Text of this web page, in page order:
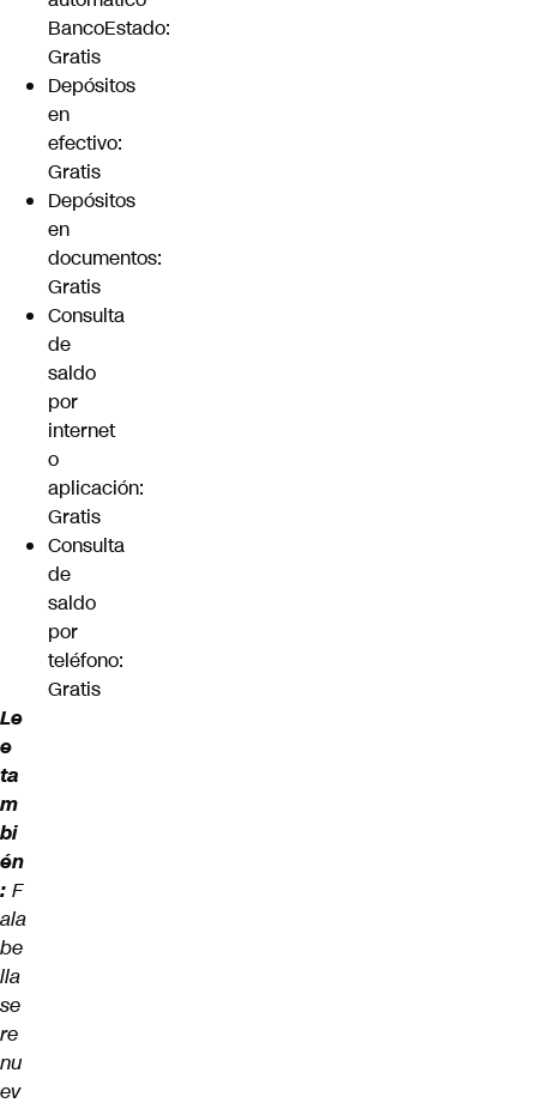
BancoEstado:
Gratis
Depósitos
en
efectivo:
Gratis
Depósitos
en
documentos:
Gratis
Consulta
de
saldo
por
internet
o
aplicación:
Gratis
Consulta
de
saldo
por
teléfono:
Gratis
Le
e
ta
m
bi
én
: F
ala
be
lla
se
re
nu
ev